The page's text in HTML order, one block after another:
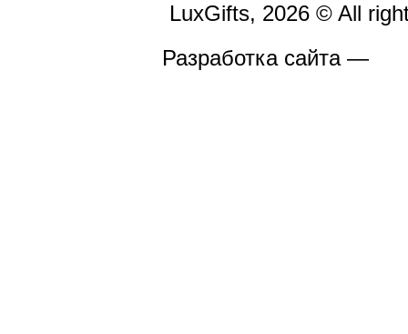
LuxGifts, 2026 © All
Разработка сайта —